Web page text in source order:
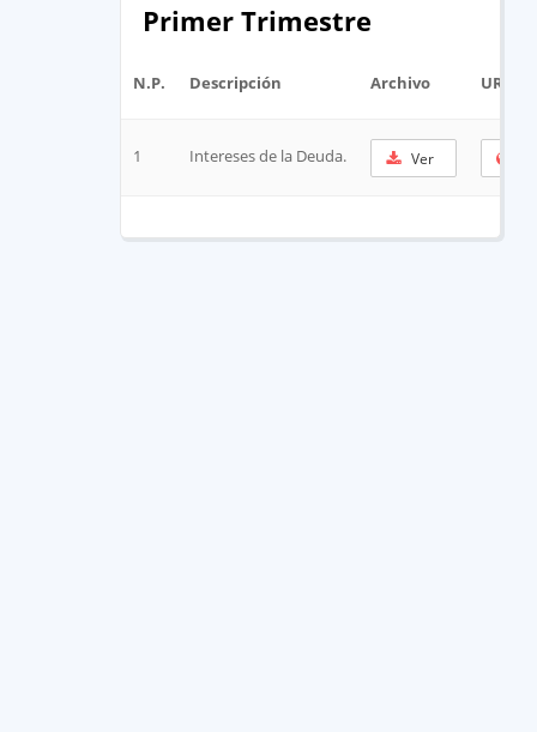
Primer Trimestre
N.P. Descripción Archivo URL
1 Intereses de la Deuda. Ver